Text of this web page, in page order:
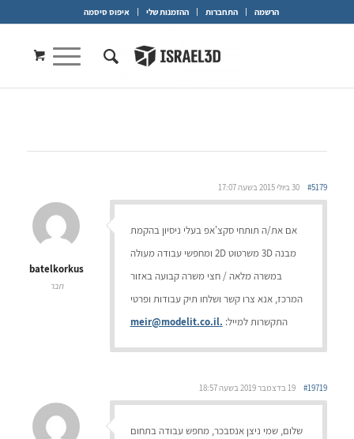
הרשמה התחברות ההזמנות שלי איפוס סיסמה
30 ביולי 2015 בשעה 17:07 #5179
batelkorkus
חבר
אם את/ה תותחי סקצ'אפ בעלי ניסיון בהקמת
מבנה 3D משרטוט 2D ומחפשי עבודה מעולה
במשרה מלאה / חצי משרה קבועה באזור
המרכז, אנא צרו קשר ושלחו תיק עבודות ופרטי
התקשרות למייל: .meir@modelit.co.il
19 בדצמבר 2019 בשעה 18:57 #19719
שלום, שמי ניצן אנסבכר, מחפש עבודה בתחום